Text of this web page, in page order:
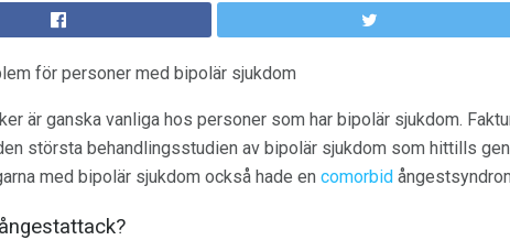
för personer med bipolär sjukdom
är ganska vanliga hos personer som har bipolär sjukdom.
största behandlingsstudien av bipolär sjukdom som hittills
med bipolär sjukdom också hade en comorbid